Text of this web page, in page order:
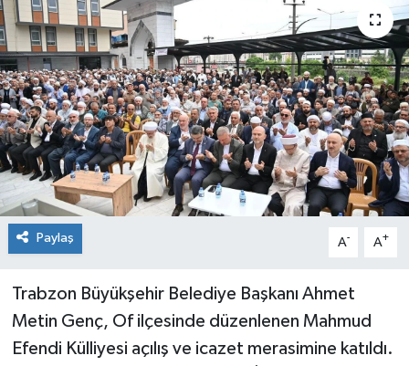
Paylaş A- A+
Trabzon Büyükşehir Belediye Başkanı Ahmet
Metin Genç, Of ilçesinde düzenlenen Mahmud
Efendi Külliyesi açılış ve icazet merasimine katıldı.